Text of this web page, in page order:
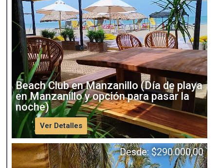
Beach Club en Manzanillo (Día de playa
en Manzanillo y opción para pasar la
noche)
Ver Detalles
Desde: $290.000,00